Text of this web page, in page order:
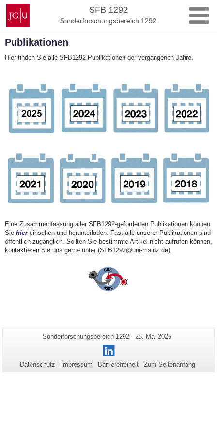
Zum
Inhalt
springen
Johannes
Gutenberg-
Universität
Mainz
SFB 1292
Sonderforschungsbereich 1292
Publikationen
Hier finden Sie alle SFB1292 Publikationen der vergangenen Jahre.
Eine Zusammenfassung aller SFB1292-geförderten Publikationen können
Sie hiereinsehen und herunterladen. Fast alle unserer Publikationen sind
öffentlich zugänglich. Sollten Sie bestimmte Artikel nicht aufrufen können,
kontaktieren Sie uns gerne unter (SFB1292@uni-mainz.de).
Zusätzliche
Informationen
zu
dieser
Seiten-
Sonderforschungsbereich 1292
Letzte
28. Mai 2025
LinkedIn
Datenschutz Impressum Barrierefreiheit Zum Seitenanfang